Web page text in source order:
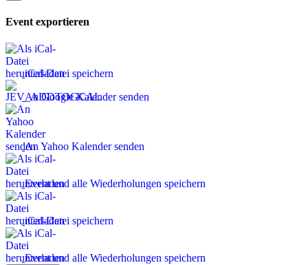
Event exportieren
iCal-Datei speichern
An Google Kalender senden
An Yahoo Kalender senden
Event und alle Wiederholungen speichern
iCal-Datei speichern
Event und alle Wiederholungen speichern